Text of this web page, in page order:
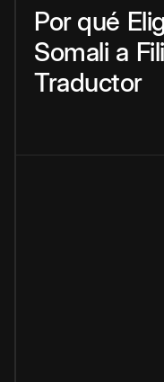
Por qué
Somali a
Traductor